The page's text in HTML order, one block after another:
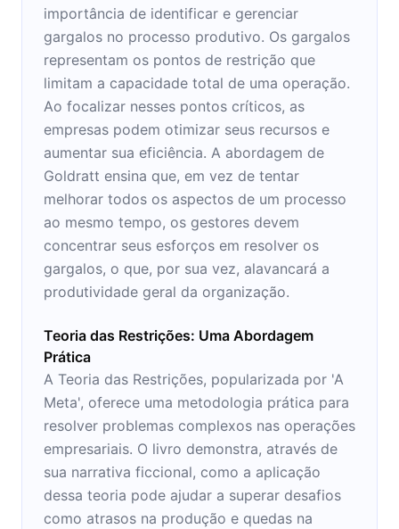
importância de identificar e gerenciar
gargalos no processo produtivo. Os gargalos
representam os pontos de restrição que
limitam a capacidade total de uma operação.
Ao focalizar nesses pontos críticos, as
empresas podem otimizar seus recursos e
aumentar sua eficiência. A abordagem de
Goldratt ensina que, em vez de tentar
melhorar todos os aspectos de um processo
ao mesmo tempo, os gestores devem
concentrar seus esforços em resolver os
gargalos, o que, por sua vez, alavancará a
produtividade geral da organização.
Teoria das Restrições: Uma Abordagem
Prática
A Teoria das Restrições, popularizada por 'A
Meta', oferece uma metodologia prática para
resolver problemas complexos nas operações
empresariais. O livro demonstra, através de
sua narrativa ficcional, como a aplicação
dessa teoria pode ajudar a superar desafios
como atrasos na produção e quedas na